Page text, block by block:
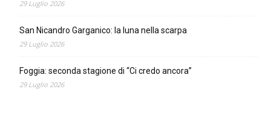
29 Luglio 2026
San Nicandro Garganico: la luna nella scarpa
29 Luglio 2026
Foggia: seconda stagione di “Ci credo ancora”
29 Luglio 2026